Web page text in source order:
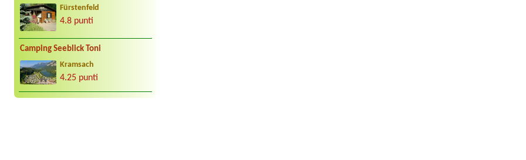
Fürstenfeld
4.8 punti
Camping Seeblick Toni
Kramsach
4.25 punti